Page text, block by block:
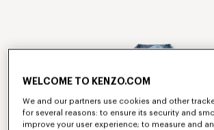
WELCOME TO KENZO.COM
We and our partners use cookies and other
for several reasons: to ensure its security and
improve your user experience; to measure and